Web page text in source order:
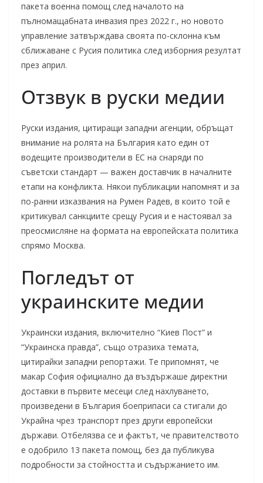
пакета военна помощ след началото на
пълномащабната инвазия през 2022 г., но новото
управление затвърждава своята по-склонна към
сближаване с Русия политика след изборния резултат
през април.
Отзвук в руски медии
Руски издания, цитиращи западни агенции, обръщат
внимание на ролята на България като един от
водещите производители в ЕС на снаряди по
съветски стандарт — важен доставчик в началните
етапи на конфликта. Някои публикации напомнят и за
по-ранни изказвания на Румен Радев, в които той е
критикувал санкциите срещу Русия и е настоявал за
преосмисляне на формата на европейската политика
спрямо Москва.
Погледът от
украинските медии
Украински издания, включително “Киев Пост” и
“Украинска правда”, също отразиха темата,
цитирайки западни репортажи. Те припомнят, че
макар София официално да въздържаше директни
доставки в първите месеци след нахлуването,
произведени в България боеприпаси са стигали до
Украйна чрез транспорт през други европейски
държави. Отбелязва се и фактът, че правителството
е одобрило 13 пакета помощ, без да публикува
подробности за стойността и съдържанието им.